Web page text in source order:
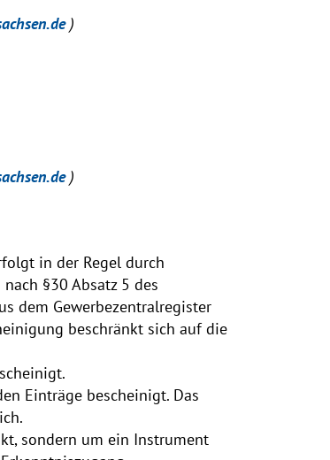
)
)
in der Regel durch
§30 Absatz 5 des
dem Gewerbezentralregister
beschränkt sich auf die
Einträge bescheinigt. Das
sondern um ein Instrument